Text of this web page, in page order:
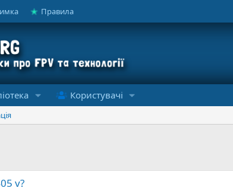
Правила
Користувачі
v?